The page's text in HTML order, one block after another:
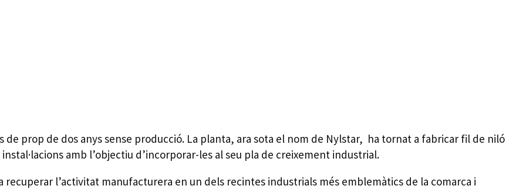
de prop de dos anys sense producció. La planta, ara sota el nom de Nylstar, ha tornat a fabricar fil de niló
instal·lacions amb l’objectiu d’incorporar-les al seu pla de creixement industrial.
recuperar l’activitat manufacturera en un dels recintes industrials més emblemàtics de la comarca i